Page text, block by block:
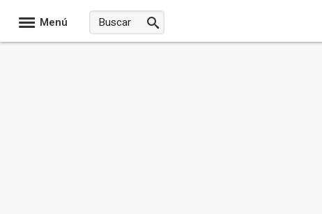
Menú